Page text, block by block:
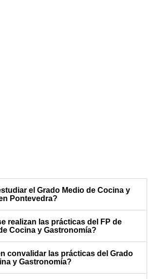
el Grado Medio de Cocina y
Pontevedra?
realizan las prácticas del FP de
Cocina y Gastronomía?​
convalidar las prácticas del Grado
y Gastronomía?​